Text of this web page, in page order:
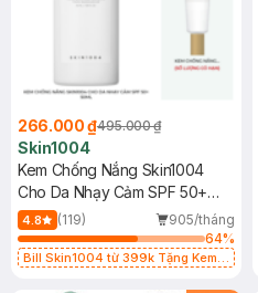
266.000 ₫495.000 ₫
Skin1004
Kem Chống Nắng Skin1004
Cho Da Nhạy Cảm SPF 50+
50ml
4.8 (119)
905/tháng
64%
Bill Skin1004 từ 399k Tặng Kem